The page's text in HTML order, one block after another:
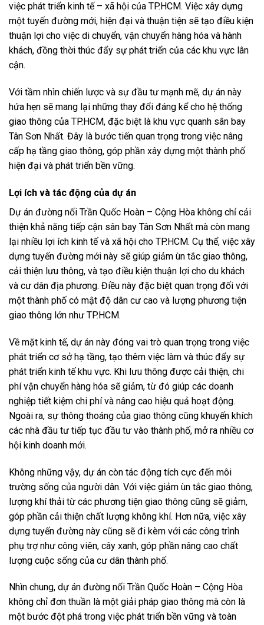
việc phát triển kinh tế – xã hội của TP.HCM. Việc xây dựng
một tuyến đường mới, hiện đại và thuận tiện sẽ tạo điều kiện
thuận lợi cho việc di chuyển, vận chuyển hàng hóa và hành
khách, đồng thời thúc đẩy sự phát triển của các khu vực lân
cận.
Với tầm nhìn chiến lược và sự đầu tư mạnh mẽ, dự án này
hứa hẹn sẽ mang lại những thay đổi đáng kể cho hệ thống
giao thông của TP.HCM, đặc biệt là khu vực quanh sân bay
Tân Sơn Nhất. Đây là bước tiến quan trọng trong việc nâng
cấp hạ tầng giao thông, góp phần xây dựng một thành phố
hiện đại và phát triển bền vững.
Lợi ích và tác động của dự án
Dự án đường nối Trần Quốc Hoàn – Cộng Hòa không chỉ cải
thiện khả năng tiếp cận sân bay Tân Sơn Nhất mà còn mang
lại nhiều lợi ích kinh tế và xã hội cho TP.HCM. Cụ thể, việc xây
dựng tuyến đường mới này sẽ giúp giảm ùn tắc giao thông,
cải thiện lưu thông, và tạo điều kiện thuận lợi cho du khách
và cư dân địa phương. Điều này đặc biệt quan trọng đối với
một thành phố có mật độ dân cư cao và lượng phương tiện
giao thông lớn như TP.HCM.
Về mặt kinh tế, dự án này đóng vai trò quan trọng trong việc
phát triển cơ sở hạ tầng, tạo thêm việc làm và thúc đẩy sự
phát triển kinh tế khu vực. Khi lưu thông được cải thiện, chi
phí vận chuyển hàng hóa sẽ giảm, từ đó giúp các doanh
nghiệp tiết kiệm chi phí và nâng cao hiệu quả hoạt động.
Ngoài ra, sự thông thoáng của giao thông cũng khuyến khích
các nhà đầu tư tiếp tục đầu tư vào thành phố, mở ra nhiều cơ
hội kinh doanh mới.
Không những vậy, dự án còn tác động tích cực đến môi
trường sống của người dân. Với việc giảm ùn tắc giao thông,
lượng khí thải từ các phương tiện giao thông cũng sẽ giảm,
góp phần cải thiện chất lượng không khí. Hơn nữa, việc xây
dựng tuyến đường này cũng sẽ đi kèm với các công trình
phụ trợ như công viên, cây xanh, góp phần nâng cao chất
lượng cuộc sống của cư dân thành phố.
Nhìn chung, dự án đường nối Trần Quốc Hoàn – Cộng Hòa
không chỉ đơn thuần là một giải pháp giao thông mà còn là
một bước đột phá trong việc phát triển bền vững và toàn